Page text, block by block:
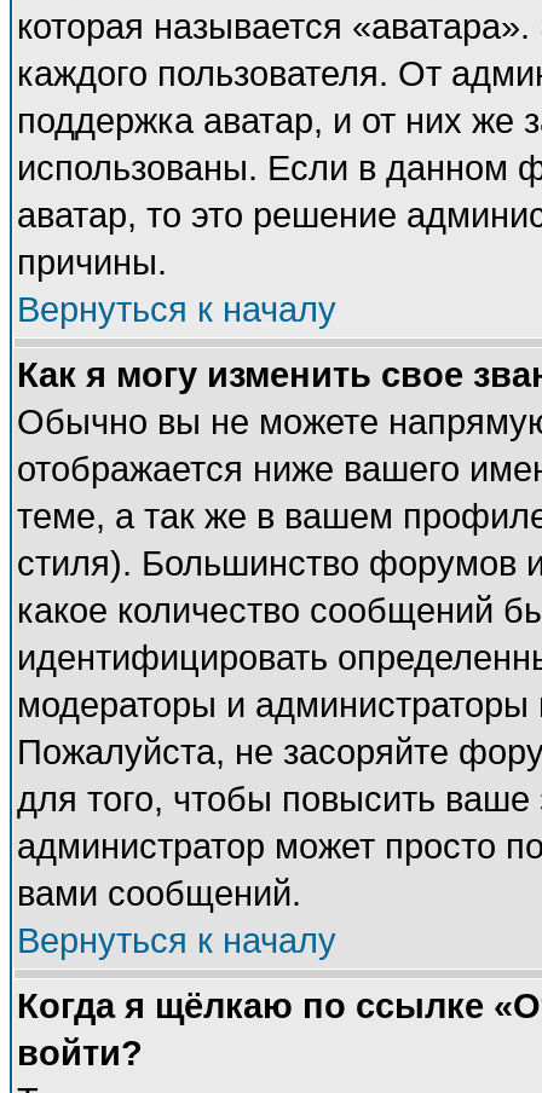
которая называется
каждого пользователя. От
поддержка аватар, и от них же
использованы. Если в данном
аватар, то это решение
причины.
Вернуться к началу
Как я могу изменить свое
Обычно вы не можете
отображается ниже вашего
теме, а так же в вашем
стиля). Большинство форумов
какое количество сообщений
идентифицировать
модераторы и администраторы
Пожалуйста, не засоряйте
для того, чтобы повысить
администратор может просто
вами сообщений.
Вернуться к началу
Когда я щёлкаю по ссылке
войти?